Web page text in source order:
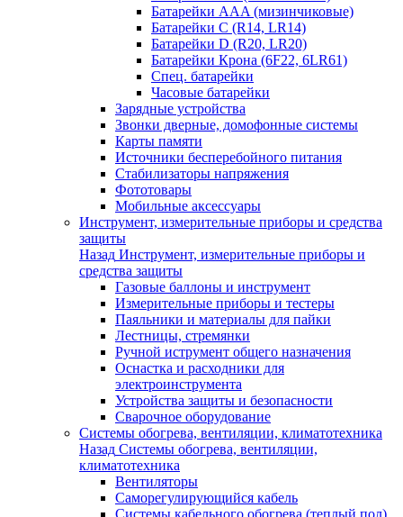
Батарейки AAA (мизинчиковые)
Батарейки C (R14, LR14)
Батарейки D (R20, LR20)
Батарейки Крона (6F22, 6LR61)
Спец. батарейки
Часовые батарейки
Зарядные устройства
Звонки дверные, домофонные системы
Карты памяти
Источники бесперебойного питания
Стабилизаторы напряжения
Фототовары
Мобильные аксессуары
Инструмент, измерительные приборы и средства
защиты
Назад Инструмент, измерительные приборы и
средства защиты
Газовые баллоны и инструмент
Измерительные приборы и тестеры
Паяльники и материалы для пайки
Лестницы, стремянки
Ручной иструмент общего назначения
Оснастка и расходники для
электроинструмента
Устройства защиты и безопасности
Сварочное оборудование
Системы обогрева, вентиляции, климатотехника
Назад Системы обогрева, вентиляции,
климатотехника
Вентиляторы
Саморегулирующийся кабель
Системы кабельного обогрева (теплый пол)